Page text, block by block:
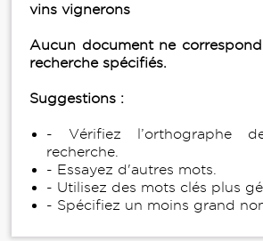
vins vignerons
Aucun document ne
recherche spécifiés.
Suggestions :
- Vérifiez l’orthographe
recherche.
- Essayez d'autres mots.
- Utilisez des mots clés plus
- Spécifiez un moins grand